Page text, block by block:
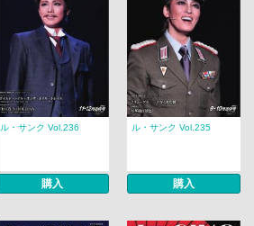
ル・サンク Vol.236
購入
ル・サンク Vol.235
購入